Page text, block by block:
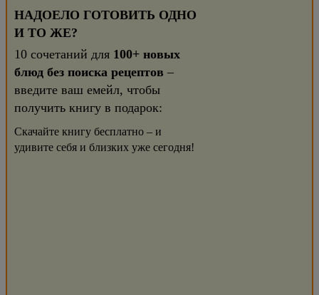
НАДОЕЛО ГОТОВИТЬ ОДНО
И ТО ЖЕ?
10 сочетаний для 100+ новых
блюд без поиска рецептов –
введите ваш емейл, чтобы
получить книгу в подарок:
Скачайте книгу бесплатно – и
удивите себя и близких уже сегодня!